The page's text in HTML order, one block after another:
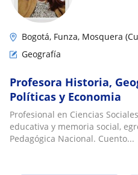
Bogotá, Funza, Mosquera
Geografía
Profesora Historia,
Políticas y Economia
Profesional en Ciencias
educativa y memoria social,
Pedagógica Nacional. Cuento...